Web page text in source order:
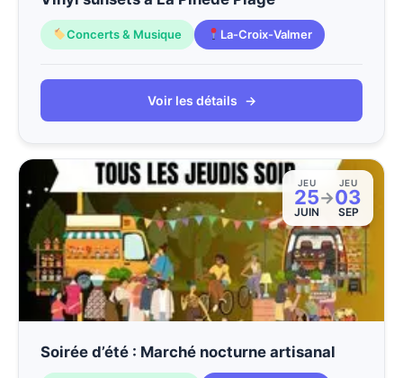
Concerts & Musique La-Croix-Valmer
Voir les détails →
JEU
25
JUIN
→
JEU
03
SEP
Soirée d’été : Marché nocturne artisanal